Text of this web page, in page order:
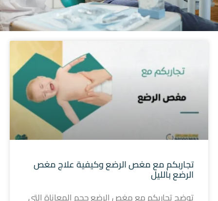
تجاربكم مع مغص الرضع وكيفية علاج مغص
الرضع بالليل
توضح تجاربكم مع مغص الرضع حجم المعاناة التي